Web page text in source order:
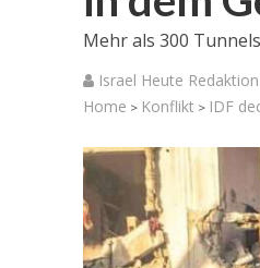
Mehr als 300
Israel Heute Redaktion
Home > Konflikt > IDF